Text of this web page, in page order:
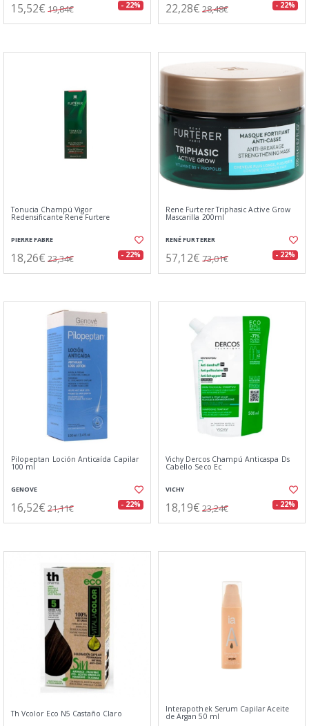
15,52€ 19,84€ - 22% 22,28€ 28,48€ - 22%
Tonucia Champú Vigor
Redensificante Rene Furtere
PIERRE FABRE
18,26€ 23,34€ - 22%
Rene Furterer Triphasic Active Grow
Mascarilla 200ml
RENÉ FURTERER
57,12€ 73,01€ - 22%
Pilopeptan Loción Anticaída Capilar
100 ml
GENOVE
16,52€ 21,11€ - 22%
Vichy Dercos Champú Anticaspa Ds
Cabello Seco Ec
VICHY
18,19€ 23,24€ - 22%
Th Vcolor Eco N5 Castaño Claro Interapothek Serum Capilar Aceite
de Argan 50 ml